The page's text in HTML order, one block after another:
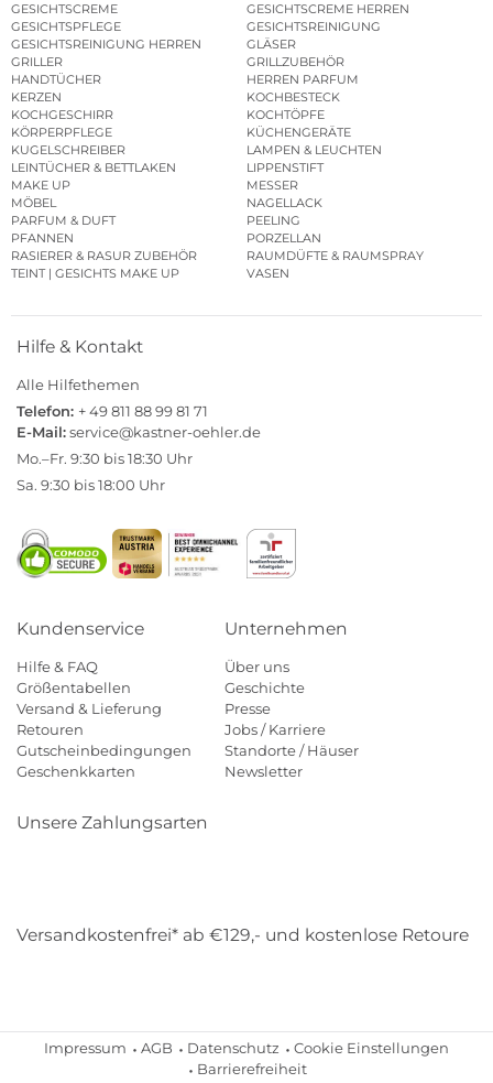
GESICHTSCREME
GESICHTSCREME HERREN
GESICHTSPFLEGE
GESICHTSREINIGUNG
GESICHTSREINIGUNG HERREN
GLÄSER
GRILLER
GRILLZUBEHÖR
HANDTÜCHER
HERREN PARFUM
KERZEN
KOCHBESTECK
KOCHGESCHIRR
KOCHTÖPFE
KÖRPERPFLEGE
KÜCHENGERÄTE
KUGELSCHREIBER
LAMPEN & LEUCHTEN
LEINTÜCHER & BETTLAKEN
LIPPENSTIFT
MAKE UP
MESSER
MÖBEL
NAGELLACK
PARFUM & DUFT
PEELING
PFANNEN
PORZELLAN
RASIERER & RASUR ZUBEHÖR
RAUMDÜFTE & RAUMSPRAY
TEINT | GESICHTS MAKE UP
VASEN
Hilfe & Kontakt
Alle Hilfethemen
Telefon: + 49 811 88 99 81 71
E-Mail:service@kastner-oehler.de
Mo.–Fr. 9:30 bis 18:30 Uhr
Sa. 9:30 bis 18:00 Uhr
Kundenservice
Hilfe & FAQ
Größentabellen
Versand & Lieferung
Retouren
Gutscheinbedingungen
Geschenkkarten
Unternehmen
Über uns
Geschichte
Presse
Jobs / Karriere
Standorte / Häuser
Newsletter
Unsere Zahlungsarten
Versandkostenfrei* ab €129,- und kostenlose Retoure
Impressum AGB Datenschutz
Cookie Einstellungen
Barrierefreiheit